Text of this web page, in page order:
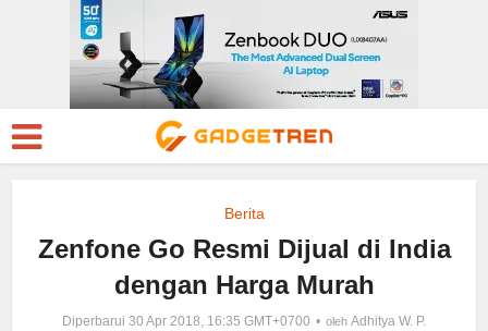
Berita
Zenfone Go Resmi Dijual di India
dengan Harga Murah
Diperbarui 30 Apr 2018, 16:35 GMT+0700 oleh Adhitya W. P.